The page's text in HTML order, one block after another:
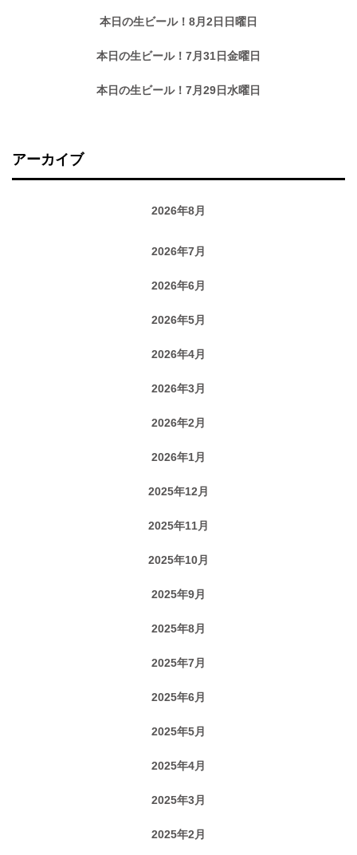
本日の生ビール！8月2日日曜日
本日の生ビール！7月31日金曜日
本日の生ビール！7月29日水曜日
アーカイブ
2026年8月
2026年7月
2026年6月
2026年5月
2026年4月
2026年3月
2026年2月
2026年1月
2025年12月
2025年11月
2025年10月
2025年9月
2025年8月
2025年7月
2025年6月
2025年5月
2025年4月
2025年3月
2025年2月